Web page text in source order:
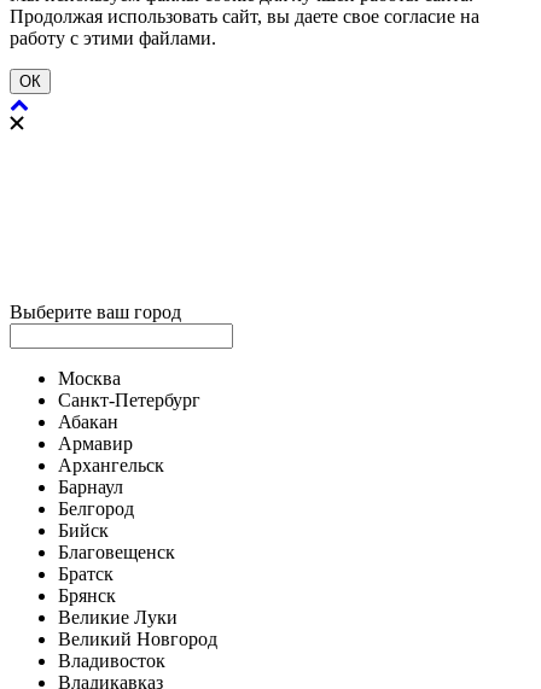
Продолжая использовать сайт, вы даете свое согласие на
работу с этими файлами.
ОК
Выберите ваш город
Москва
Санкт-Петербург
Абакан
Армавир
Архангельск
Барнаул
Белгород
Бийск
Благовещенск
Братск
Брянск
Великие Луки
Великий Новгород
Владивосток
Владикавказ